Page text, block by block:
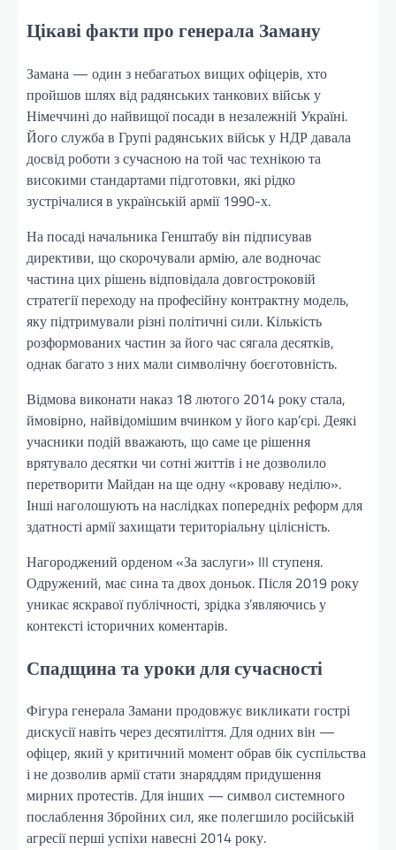
Цікаві факти про генерала Заману
Замана — один з небагатьох вищих офіцерів, хто
пройшов шлях від радянських танкових військ у
Німеччині до найвищої посади в незалежній Україні.
Його служба в Групі радянських військ у НДР давала
досвід роботи з сучасною на той час технікою та
високими стандартами підготовки, які рідко
зустрічалися в українській армії 1990-х.
На посаді начальника Генштабу він підписував
директиви, що скорочували армію, але водночас
частина цих рішень відповідала довгостроковій
стратегії переходу на професійну контрактну модель,
яку підтримували різні політичні сили. Кількість
розформованих частин за його час сягала десятків,
однак багато з них мали символічну боєготовність.
Відмова виконати наказ 18 лютого 2014 року стала,
ймовірно, найвідомішим вчинком у його кар’єрі. Деякі
учасники подій вважають, що саме це рішення
врятувало десятки чи сотні життів і не дозволило
перетворити Майдан на ще одну «кроваву неділю».
Інші наголошують на наслідках попередніх реформ для
здатності армії захищати територіальну цілісність.
Нагороджений орденом «За заслуги» III ступеня.
Одружений, має сина та двох доньок. Після 2019 року
уникає яскравої публічності, зрідка з’являючись у
контексті історичних коментарів.
Спадщина та уроки для сучасності
Фігура генерала Замани продовжує викликати гострі
дискусії навіть через десятиліття. Для одних він —
офіцер, який у критичний момент обрав бік суспільства
і не дозволив армії стати знаряддям придушення
мирних протестів. Для інших — символ системного
послаблення Збройних сил, яке полегшило російській
агресії перші успіхи навесні 2014 року.